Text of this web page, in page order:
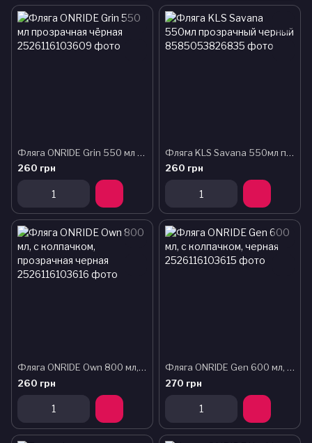
Фляга ONRIDE Grin 550 мл прозрачная чёрная
260 грн
Фляга KLS Savana 550мл прозрачный черный
260 грн
Фляга ONRIDE Own 800 мл, с колпачком, прозрачная черная
260 грн
Фляга ONRIDE Gen 600 мл, с колпачком, черная
270 грн